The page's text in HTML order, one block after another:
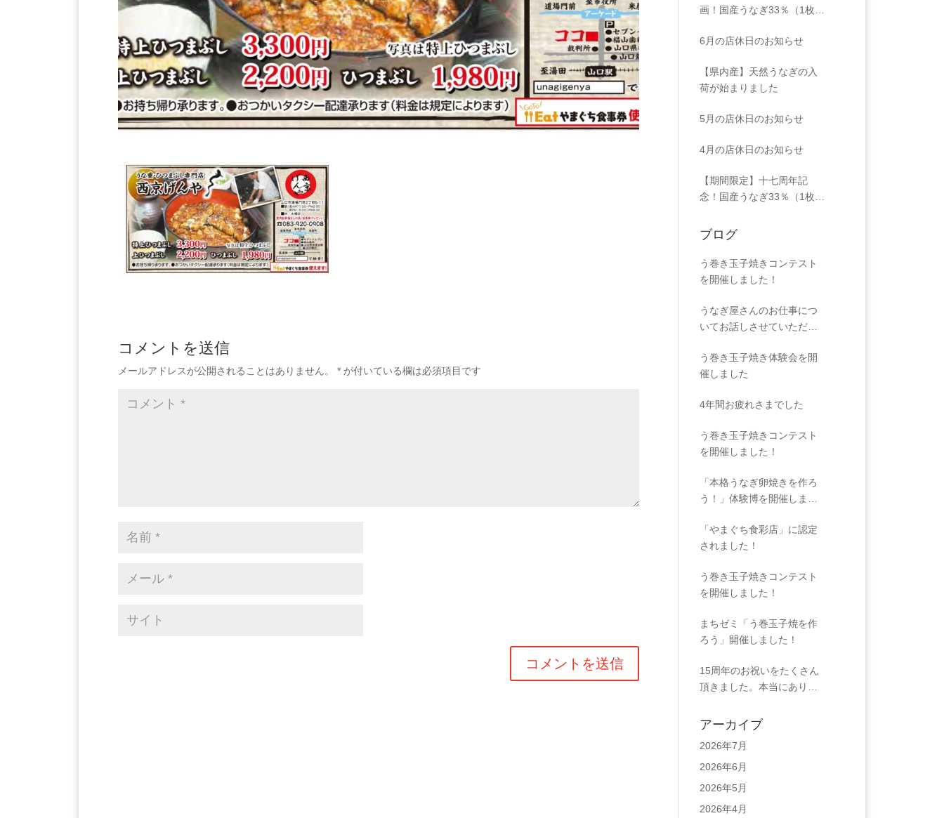
コメントを送信
メールアドレスが公開されることはありません。 * が付いている欄は必須項目です
画！国産うなぎ33％（1枚
6月の店休日のお知らせ
【県内産】天然うなぎの入
荷が始まりました
5月の店休日のお知らせ
4月の店休日のお知らせ
【期間限定】十七周年記
念！国産うなぎ33％（1枚
ブログ
う巻き玉子焼きコンテスト
を開催しました！
うなぎ屋さんのお仕事につ
いてお話しさせていただき
う巻き玉子焼き体験会を開
催しました
4年間お疲れさまでした
う巻き玉子焼きコンテスト
を開催しました！
「本格うなぎ卵焼きを作ろ
う！」体験博を開催しまし
「やまぐち食彩店」に認定
されました！
う巻き玉子焼きコンテスト
を開催しました！
まちゼミ「う巻玉子焼を作
ろう」開催しました！
15周年のお祝いをたくさん
頂きました。本当にありが
アーカイブ
2026年7月
2026年6月
2026年5月
2026年4月